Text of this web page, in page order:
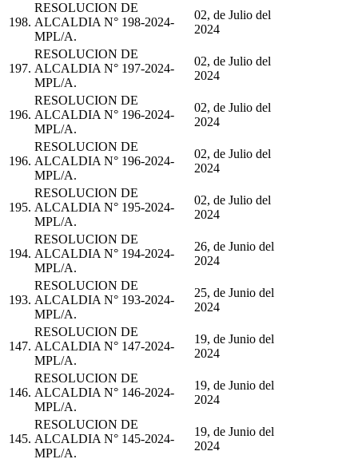
198.
RESOLUCION DE
ALCALDIA N° 198-2024-
MPL/A.
02, de Julio del
2024
197.
RESOLUCION DE
ALCALDIA N° 197-2024-
MPL/A.
02, de Julio del
2024
196.
RESOLUCION DE
ALCALDIA N° 196-2024-
MPL/A.
02, de Julio del
2024
196.
RESOLUCION DE
ALCALDIA N° 196-2024-
MPL/A.
02, de Julio del
2024
195.
RESOLUCION DE
ALCALDIA N° 195-2024-
MPL/A.
02, de Julio del
2024
194.
RESOLUCION DE
ALCALDIA N° 194-2024-
MPL/A.
26, de Junio del
2024
193.
RESOLUCION DE
ALCALDIA N° 193-2024-
MPL/A.
25, de Junio del
2024
147.
RESOLUCION DE
ALCALDIA N° 147-2024-
MPL/A.
19, de Junio del
2024
146.
RESOLUCION DE
ALCALDIA N° 146-2024-
MPL/A.
19, de Junio del
2024
145.
RESOLUCION DE
ALCALDIA N° 145-2024-
MPL/A.
19, de Junio del
2024